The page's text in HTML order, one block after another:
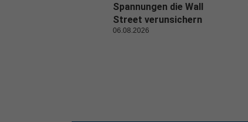
Spannungen die Wall
Street verunsichern
06.08.2026